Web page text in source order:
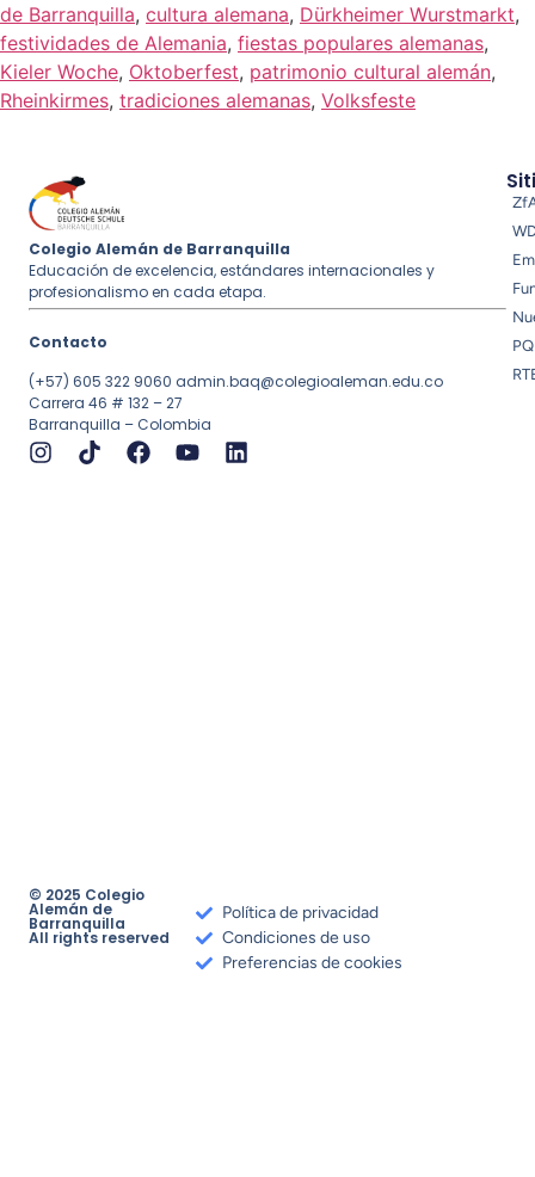
de Barranquilla, cultura alemana, Dürkheimer Wurstmarkt,
festividades de Alemania, fiestas populares alemanas,
Kieler Woche, Oktoberfest, patrimonio cultural alemán,
Rheinkirmes, tradiciones alemanas, Volksfeste
Colegio Alemán de Barranquilla
Educación de excelencia, estándares internacionales y
profesionalismo en cada etapa.
Contacto
(+57) 605 322 9060 admin.baq@colegioaleman.edu.co
Carrera 46 # 132 – 27
Barranquilla – Colombia
© 2025 Colegio
Alemán de
Barranquilla
All rights reserved
Política de privacidad
Condiciones de uso
Preferencias de cookies